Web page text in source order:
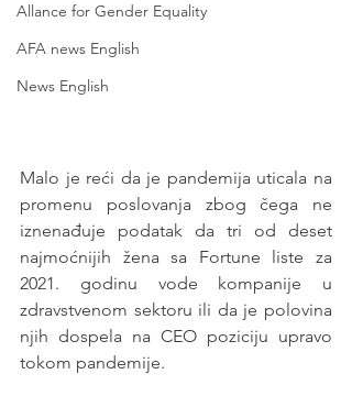
Allance for Gender Equality
AFA news English
News English
Malo je reći da je pandemija uticala na
promenu poslovanja zbog čega ne
iznenađuje podatak da tri od deset
najmoćnijih žena sa Fortune liste za
2021. godinu vode kompanije u
zdravstvenom sektoru ili da je polovina
njih dospela na CEO poziciju upravo
tokom pandemije.